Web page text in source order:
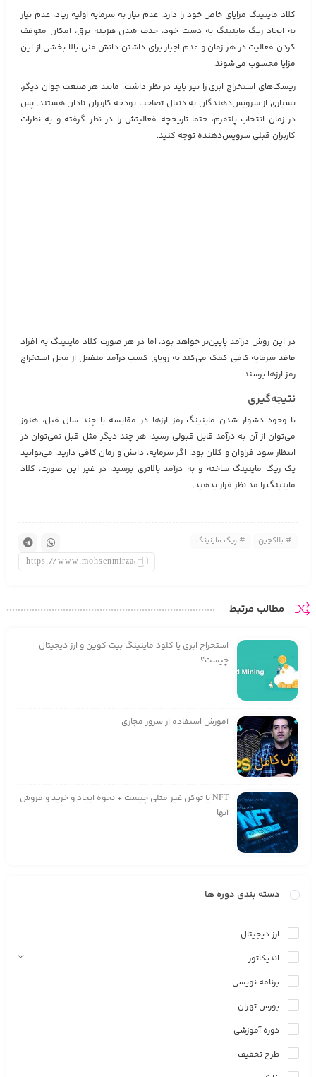
کلاد ماینینگ مزایای خاص خود را دارد. عدم نیاز به سرمایه اولیه زیاد، عدم نیاز
به ایجاد ریگ ماینینگ به دست خود، حذف شدن هزینه برق، امکان متوقف
کردن فعالیت در هر زمان و عدم اجبار برای داشتن دانش فنی بالا بخشی از این
مزایا محسوب می‌شوند.
ریسک‌های استخراج ابری را نیز باید در نظر داشت. مانند هر صنعت جوان دیگر،
بسیاری از سرویس‌دهندگان به دنبال تصاحب بودجه کاربران نادان هستند. پس
در زمان انتخاب پلتفرم، حتما تاریخچه فعالیتش را در نظر گرفته و به نظرات
کاربران قبلی سرویس‌دهنده توجه کنید.
در این روش درآمد پایین‌تر خواهد بود، اما در هر صورت کلاد ماینینگ به افراد
فاقد سرمایه کافی کمک می‌کند به رویای کسب درآمد منفعل از محل استخراج
رمز ارزها برسند.
نتیجه‌گیری
با وجود دشوار شدن ماینینگ رمز ارزها در مقایسه با چند سال قبل، هنوز
می‌توان از آن به درآمد قابل قبولی رسید، هر چند دیگر مثل قبل نمی‌توان در
انتظار سود فراوان و کلان بود. اگر سرمایه، دانش و زمان کافی دارید، می‌توانید
یک ریگ ماینینگ ساخته و به درآمد بالاتری برسید، در غیر این صورت، کلاد
ماینینگ را مد نظر قرار بدهید.
بلاکچین ریگ ماینینگ
مطالب مرتبط
استخراج ابری یا کلود ماینینگ بیت کوین و ارز دیجیتال
چیست؟
آموزش استفاده از سرور مجازی
NFT یا توکن غیر مثلی چیست + نحوه ایجاد و خرید و فروش
آنها
دسته بندی دوره ها
ارز دیجیتال
اندیکاتور
برنامه نویسی
بورس تهران
دوره آموزشی
طرح تخفیف